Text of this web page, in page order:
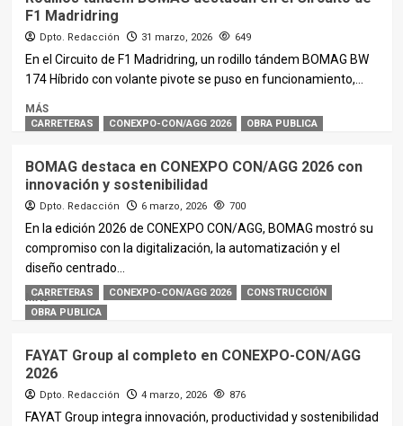
F1 Madridring
Dpto. Redacción 31 marzo, 2026 649
En el Circuito de F1 Madridring, un rodillo tándem BOMAG BW
174 Híbrido con volante pivote se puso en funcionamiento,...
MÁS
CARRETERAS CONEXPO-CON/AGG 2026 OBRA PUBLICA
BOMAG destaca en CONEXPO CON/AGG 2026 con
innovación y sostenibilidad
Dpto. Redacción 6 marzo, 2026 700
En la edición 2026 de CONEXPO CON/AGG, BOMAG mostró su
compromiso con la digitalización, la automatización y el
diseño centrado...
MÁS
CARRETERAS CONEXPO-CON/AGG 2026
CONSTRUCCIÓN
OBRA PUBLICA
FAYAT Group al completo en CONEXPO-CON/AGG
2026
Dpto. Redacción 4 marzo, 2026 876
FAYAT Group integra innovación, productividad y sostenibilidad